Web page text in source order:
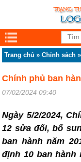
Trang chủ »Chính sách
Chính phủ ban
07/02/2024 09:40
Ngày 5/2/2024,
12 sửa đổi, bổ
ban hành năm
định 10 ban hành